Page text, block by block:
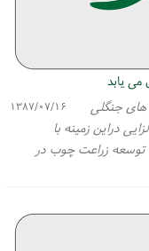
یابد
۱۳۸۷/۰۷/۱۶
جنگلی
دراین زمینه با
توسعه زراعت چوب در